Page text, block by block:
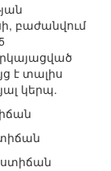
բաժանվում
է տալիս
կերպ.